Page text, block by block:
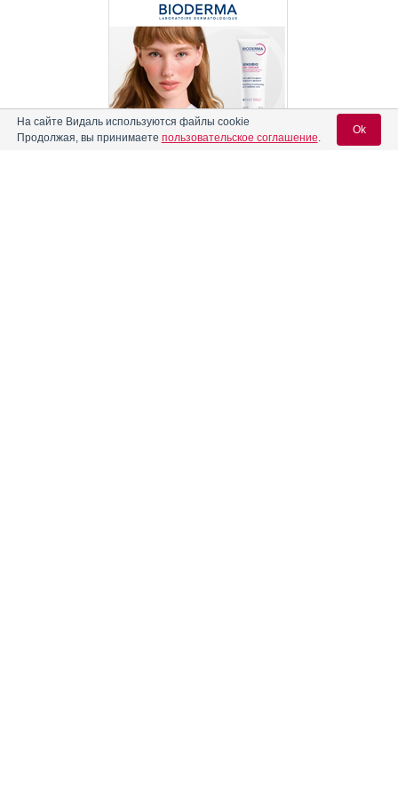
На сайте Видаль используются файлы cookie
Продолжая, вы принимаете пользовательское соглашение.
Ok